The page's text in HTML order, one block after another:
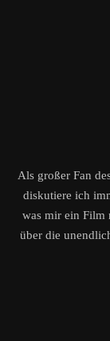
Als großer Fan
diskutiere ich
was mir ein Film
über die